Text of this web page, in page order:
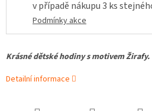
v případě nákupu 3 ks
Podmínky akce
Krásné dětské hodiny s motivem Žirafy.
Detailní informace